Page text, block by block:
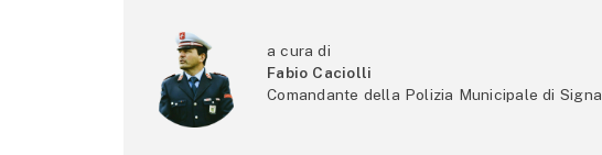
a cura di
Fabio Caciolli
Comandante della Polizia Municipale di Signa